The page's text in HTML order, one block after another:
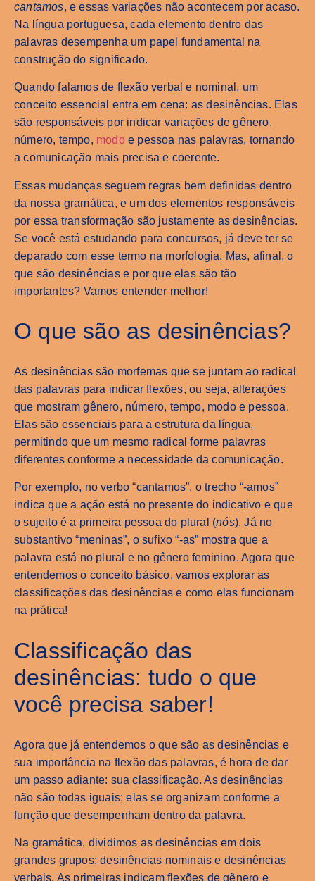
cantamos, e essas variações não acontecem por acaso.
Na língua portuguesa, cada elemento dentro das
palavras desempenha um papel fundamental na
construção do significado.
Quando falamos de flexão verbal e nominal, um
conceito essencial entra em cena: as desinências. Elas
são responsáveis por indicar variações de gênero,
número, tempo, modoe pessoa nas palavras, tornando
a comunicação mais precisa e coerente.
Essas mudanças seguem regras bem definidas dentro
da nossa gramática, e um dos elementos responsáveis
por essa transformação são justamente as desinências.
Se você está estudando para concursos, já deve ter se
deparado com esse termo na morfologia. Mas, afinal, o
que são desinências e por que elas são tão
importantes? Vamos entender melhor!
O que são as desinências?
As desinências são morfemas que se juntam ao radical
das palavras para indicar flexões, ou seja, alterações
que mostram gênero, número, tempo, modo e pessoa.
Elas são essenciais para a estrutura da língua,
permitindo que um mesmo radical forme palavras
diferentes conforme a necessidade da comunicação.
Por exemplo, no verbo “cantamos”, o trecho “-amos”
indica que a ação está no presente do indicativo e que
o sujeito é a primeira pessoa do plural (nós). Já no
substantivo “meninas”, o sufixo “-as” mostra que a
palavra está no plural e no gênero feminino. Agora que
entendemos o conceito básico, vamos explorar as
classificações das desinências e como elas funcionam
na prática!
Classificação das
desinências: tudo o que
você precisa saber!
Agora que já entendemos o que são as desinências e
sua importância na flexão das palavras, é hora de dar
um passo adiante: sua classificação. As desinências
não são todas iguais; elas se organizam conforme a
função que desempenham dentro da palavra.
Na gramática, dividimos as desinências em dois
grandes grupos: desinências nominais e desinências
verbais. As primeiras indicam flexões de gênero e